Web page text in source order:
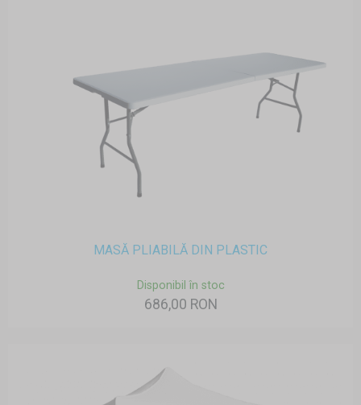
MASĂ PLIABILĂ DIN PLASTIC
Disponibil în stoc
686,00 RON